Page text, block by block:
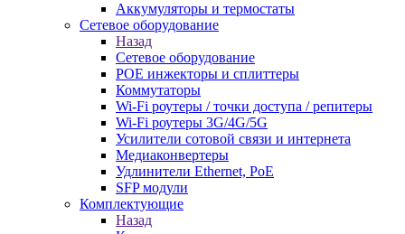
Аккумуляторы и термостаты
Сетевое оборудование
Назад
Сетевое оборудование
POE инжекторы и сплиттеры
Коммутаторы
Wi-Fi роутеры / точки доступа / репитеры
Wi-Fi роутеры 3G/4G/5G
Усилители сотовой связи и интернета
Медиаконвертеры
Удлинители Ethernet, PoE
SFP модули
Комплектующие
Назад